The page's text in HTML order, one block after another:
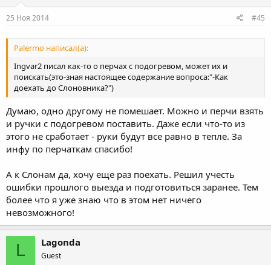
25 Ноя 2014 #45
Palermo написал(а):
Ingvar2 писал как-то о перчах с подогревом, может их и
поискать(это-зная настоящее содержание вопроса:"-Как
доехать до Слоновника?")
Думаю, одно другому не помешает. Можно и перчи взять
и ручки с подогревом поставить. Даже если что-то из
этого не сработает - руки будут все равно в тепле. За
инфу по перчаткам спасибо!
А к Слонам да, хочу еще раз поехать. Решил учесть
ошибки прошлого выезда и подготовиться заранее. Тем
более что я уже знаю что в этом нет ничего
невозможного!
L Lagonda
Guest